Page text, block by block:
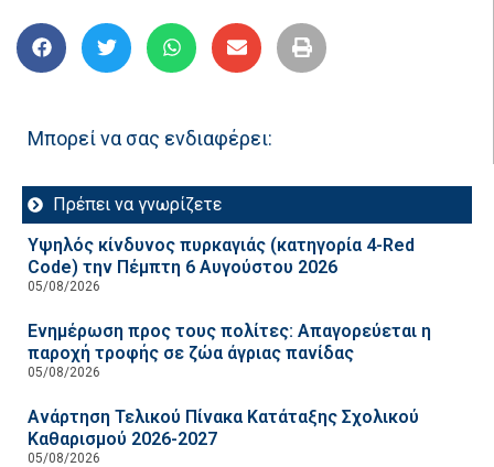
Μπορεί να σας ενδιαφέρει:
Πρέπει να γνωρίζετε
Υψηλός κίνδυνος πυρκαγιάς (κατηγορία 4-Red
Code) την Πέμπτη 6 Αυγούστου 2026
05/08/2026
Ενημέρωση προς τους πολίτες: Απαγορεύεται η
παροχή τροφής σε ζώα άγριας πανίδας
05/08/2026
Ανάρτηση Τελικού Πίνακα Κατάταξης Σχολικού
Καθαρισμού 2026-2027
05/08/2026